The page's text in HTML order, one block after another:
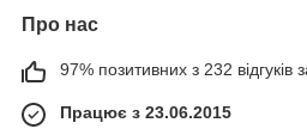
Про нас
97% позитивних з 232 відгуків
Працює з 23.06.2015